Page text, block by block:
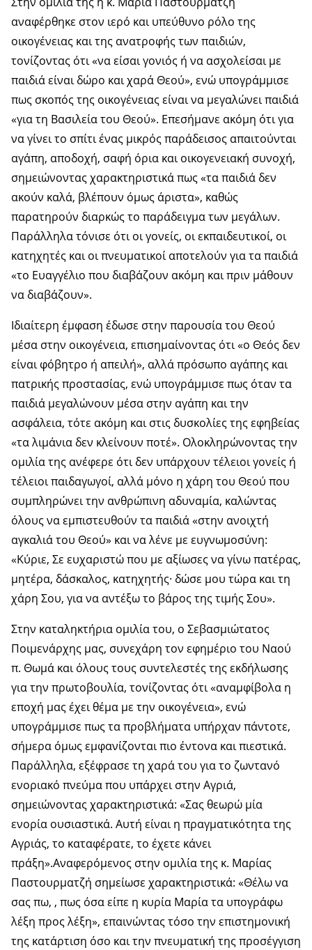
αναφέρθηκε στον ιερό και υπεύθυνο ρόλο της
οικογένειας και της ανατροφής των παιδιών,
τονίζοντας ότι «να είσαι γονιός ή να ασχολείσαι με
παιδιά είναι δώρο και χαρά Θεού», ενώ υπογράμμισε
πως σκοπός της οικογένειας είναι να μεγαλώνει παιδιά
«για τη Βασιλεία του Θεού». Επεσήμανε ακόμη ότι για
να γίνει το σπίτι ένας μικρός παράδεισος απαιτούνται
αγάπη, αποδοχή, σαφή όρια και οικογενειακή συνοχή,
σημειώνοντας χαρακτηριστικά πως «τα παιδιά δεν
ακούν καλά, βλέπουν όμως άριστα», καθώς
παρατηρούν διαρκώς το παράδειγμα των μεγάλων.
Παράλληλα τόνισε ότι οι γονείς, οι εκπαιδευτικοί, οι
κατηχητές και οι πνευματικοί αποτελούν για τα παιδιά
«το Ευαγγέλιο που διαβάζουν ακόμη και πριν μάθουν
να διαβάζουν».
Ιδιαίτερη έμφαση έδωσε στην παρουσία του Θεού
μέσα στην οικογένεια, επισημαίνοντας ότι «ο Θεός δεν
είναι φόβητρο ή απειλή», αλλά πρόσωπο αγάπης και
πατρικής προστασίας, ενώ υπογράμμισε πως όταν τα
παιδιά μεγαλώνουν μέσα στην αγάπη και την
ασφάλεια, τότε ακόμη και στις δυσκολίες της εφηβείας
«τα λιμάνια δεν κλείνουν ποτέ». Ολοκληρώνοντας την
ομιλία της ανέφερε ότι δεν υπάρχουν τέλειοι γονείς ή
τέλειοι παιδαγωγοί, αλλά μόνο η χάρη του Θεού που
συμπληρώνει την ανθρώπινη αδυναμία, καλώντας
όλους να εμπιστευθούν τα παιδιά «στην ανοιχτή
αγκαλιά του Θεού» και να λένε με ευγνωμοσύνη:
«Κύριε, Σε ευχαριστώ που με αξίωσες να γίνω πατέρας,
μητέρα, δάσκαλος, κατηχητής· δώσε μου τώρα και τη
χάρη Σου, για να αντέξω το βάρος της τιμής Σου».
Στην καταληκτήρια ομιλία του, ο Σεβασμιώτατος
Ποιμενάρχης μας, συνεχάρη τον εφημέριο του Ναού
π. Θωμά και όλους τους συντελεστές της εκδήλωσης
για την πρωτοβουλία, τονίζοντας ότι «αναμφίβολα η
εποχή μας έχει θέμα με την οικογένεια», ενώ
υπογράμμισε πως τα προβλήματα υπήρχαν πάντοτε,
σήμερα όμως εμφανίζονται πιο έντονα και πιεστικά.
Παράλληλα, εξέφρασε τη χαρά του για το ζωντανό
ενοριακό πνεύμα που υπάρχει στην Αγριά,
σημειώνοντας χαρακτηριστικά: «Σας θεωρώ μία
ενορία ουσιαστικά. Αυτή είναι η πραγματικότητα της
Αγριάς, το καταφέρατε, το έχετε κάνει
πράξη».Αναφερόμενος στην ομιλία της κ. Μαρίας
Παστουρματζή σημείωσε χαρακτηριστικά: «Θέλω να
σας πω, , πως όσα είπε η κυρία Μαρία τα υπογράφω
λέξη προς λέξη», επαινώντας τόσο την επιστημονική
της κατάρτιση όσο και την πνευματική της προσέγγιση